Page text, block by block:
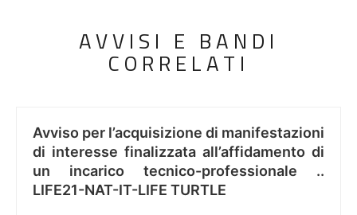
AVVISI E BANDI
CORRELATI
Avviso per l’acquisizione di manifestazioni
di interesse finalizzata all’affidamento di
un incarico tecnico-professionale ..
LIFE21-NAT-IT-LIFE TURTLE